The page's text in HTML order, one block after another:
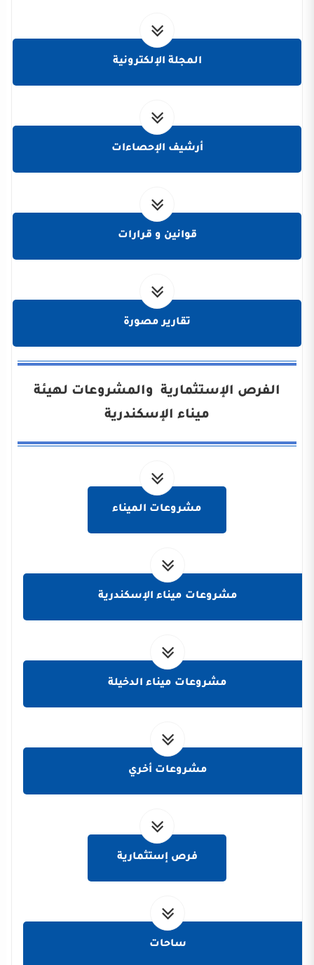
المجلة الإلكترونية
أرشيف الإحصاءات
قوانين و قرارات
تقارير مصورة
الفرص الإستثمارية والمشروعات لهيئة
ميناء الإسكندرية
مشروعات الميناء
مشروعات ميناء الإسكندرية
مشروعات ميناء الدخيلة
مشروعات أخري
فرص إستثمارية
ساحات